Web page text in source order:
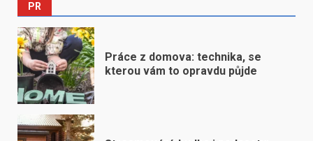
PR
Práce z domova: technika, se
kterou vám to opravdu půjde